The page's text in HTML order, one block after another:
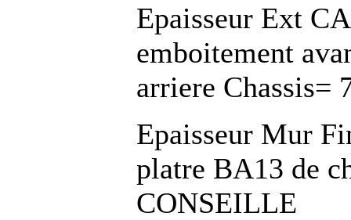
Epaisseur Ext
emboitement
arriere Chassis=
Epaisseur Mur
platre BA13 de
CONSEILLE